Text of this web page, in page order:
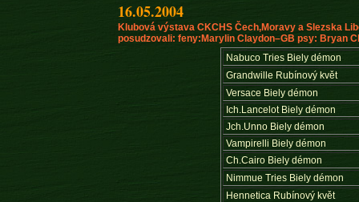
16.05.2004
Klubová výstava CKCHS Čech,Moravy a Slezska
posudzovali: feny:Marylin Claydon–GB psy: Bryan
Nabuco Tries Biely démon
Grandwille Rubínový květ
Versace Biely démon
Ich.Lancelot Biely démon
Jch.Unno Biely démon
Vampirelli Biely démon
Ch.Cairo Biely démon
Nimmue Tries Biely démon
Hennetica Rubínový květ